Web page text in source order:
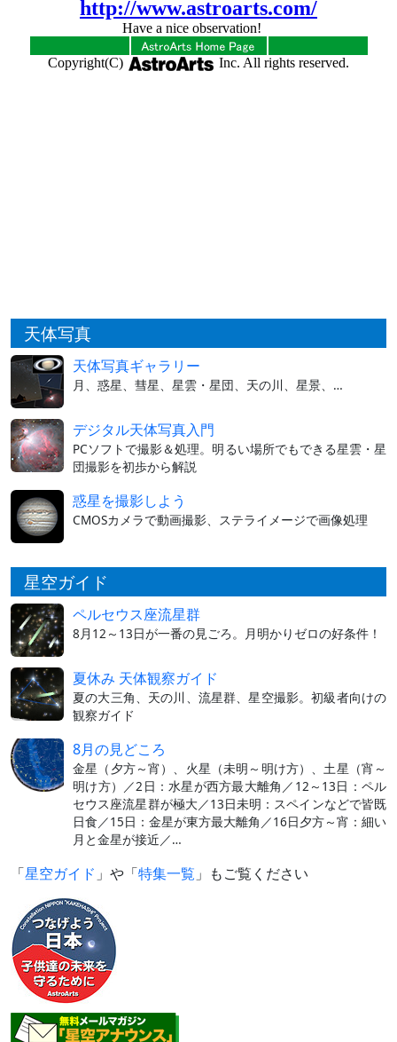
天体写真
天体写真ギャラリー
月、惑星、彗星、星雲・星団、天の川、星景、…
デジタル天体写真入門
PCソフトで撮影＆処理。明るい場所でもできる星雲・星
団撮影を初歩から解説
惑星を撮影しよう
CMOSカメラで動画撮影、ステライメージで画像処理
星空ガイド
ペルセウス座流星群
8月12～13日が一番の見ごろ。月明かりゼロの好条件！
夏休み 天体観察ガイド
夏の大三角、天の川、流星群、星空撮影。初級者向けの
観察ガイド
8月の見どころ
金星（夕方～宵）、火星（未明～明け方）、土星（宵～
明け方）／2日：水星が西方最大離角／12～13日：ペル
セウス座流星群が極大／13日未明：スペインなどで皆既
日食／15日：金星が東方最大離角／16日夕方～宵：細い
月と金星が接近／…
「星空ガイド 」や「特集一覧 」もご覧ください